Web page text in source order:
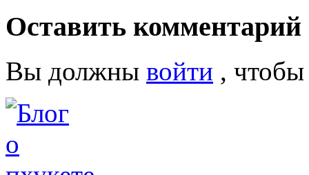
Оставить комментарий
Вы должны войти ,